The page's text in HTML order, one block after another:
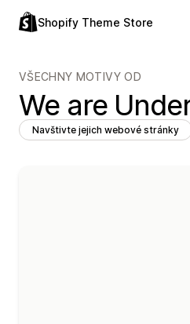
Shopify Theme Store
VŠECHNY MOTIVY OD
We are
Navštivte jejich webové stránky